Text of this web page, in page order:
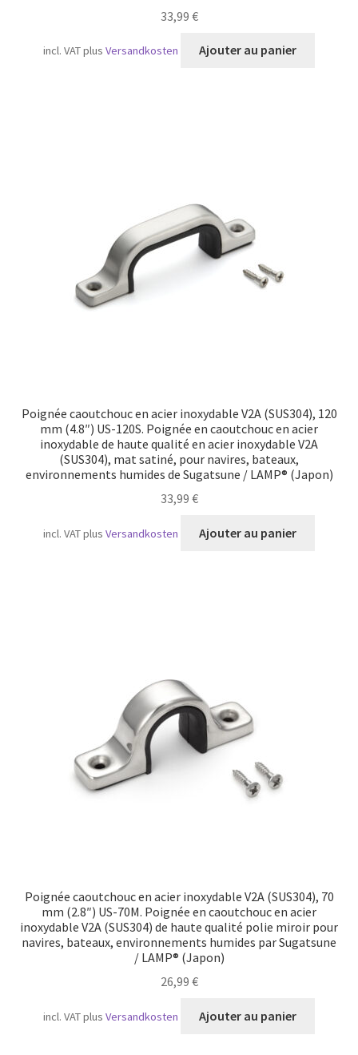
33,99 €
incl. VATplusVersandkosten Ajouter au panier
Poignée caoutchouc en acier inoxydable V2A (SUS304), 120
mm (4.8″) US-120S. Poignée en caoutchouc en acier
inoxydable de haute qualité en acier inoxydable V2A
(SUS304), mat satiné, pour navires, bateaux,
environnements humides de Sugatsune / LAMP® (Japon)
33,99 €
incl. VATplusVersandkosten Ajouter au panier
Poignée caoutchouc en acier inoxydable V2A (SUS304), 70
mm (2.8″) US-70M. Poignée en caoutchouc en acier
inoxydable V2A (SUS304) de haute qualité polie miroir pour
navires, bateaux, environnements humides par Sugatsune
/ LAMP® (Japon)
26,99 €
incl. VATplusVersandkosten Ajouter au panier